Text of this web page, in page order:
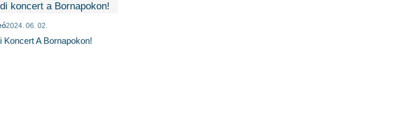
2024. 06. 02.
Koncert A Bornapokon!